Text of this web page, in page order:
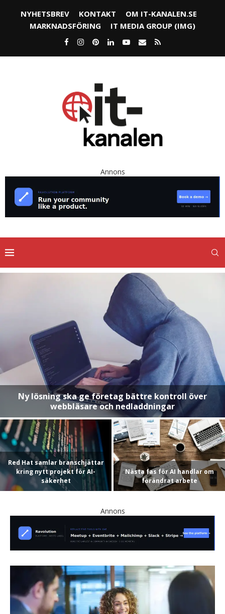
NYHETSBREV KONTAKT
OM IT-KANALEN.SE
MARKNADSFÖRING
IT MEDIA GROUP (IMG)
Annons
Ny lösning ska ge företag bättre kontroll över
webbläsare och nedladdningar
Red Hat samlar branschjättar
kring nytt projekt för AI-
säkerhet
Nästa fas för AI handlar om
förändrat arbete
Annons